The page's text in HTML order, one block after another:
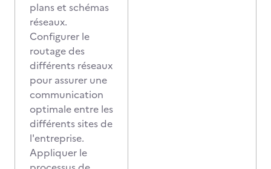
plans et schémas
réseaux.
Configurer le
routage des
différents réseaux
pour assurer une
communication
optimale entre les
différents sites de
l'entreprise.
Appliquer le